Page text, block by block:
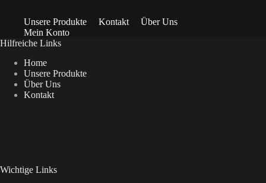
Unsere Produkte Kontakt
Über Uns
Mein Konto
Hilfreiche Links
Home
Unsere Produkte
Über Uns
Kontakt
Wichtige Links